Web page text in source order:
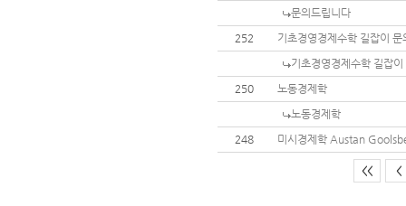
문의드립니다
252
기초경영경제수학 길잡이 문
기초경영경제수학 길잡이
250
노동경제학
노동경제학
248
미시경제학 Austan
<< <